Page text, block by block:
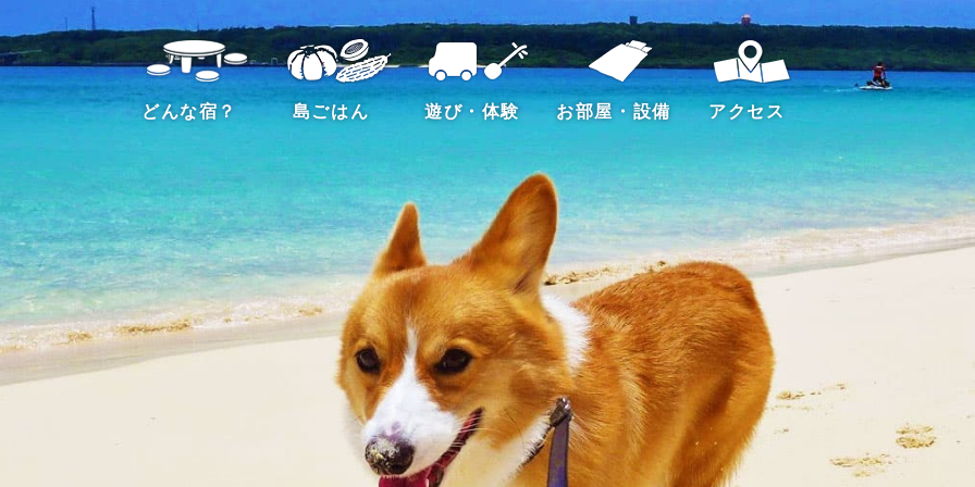
どんな宿？ 島ごはん 遊び・体験 お部屋・設備 アクセス